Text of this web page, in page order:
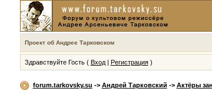
Проект об Андрее Тарковском
Здравствуйте Гость ( Вход| Регистрация)
forum.tarkovsky.su -> Андрей Тарковский -> Актёры